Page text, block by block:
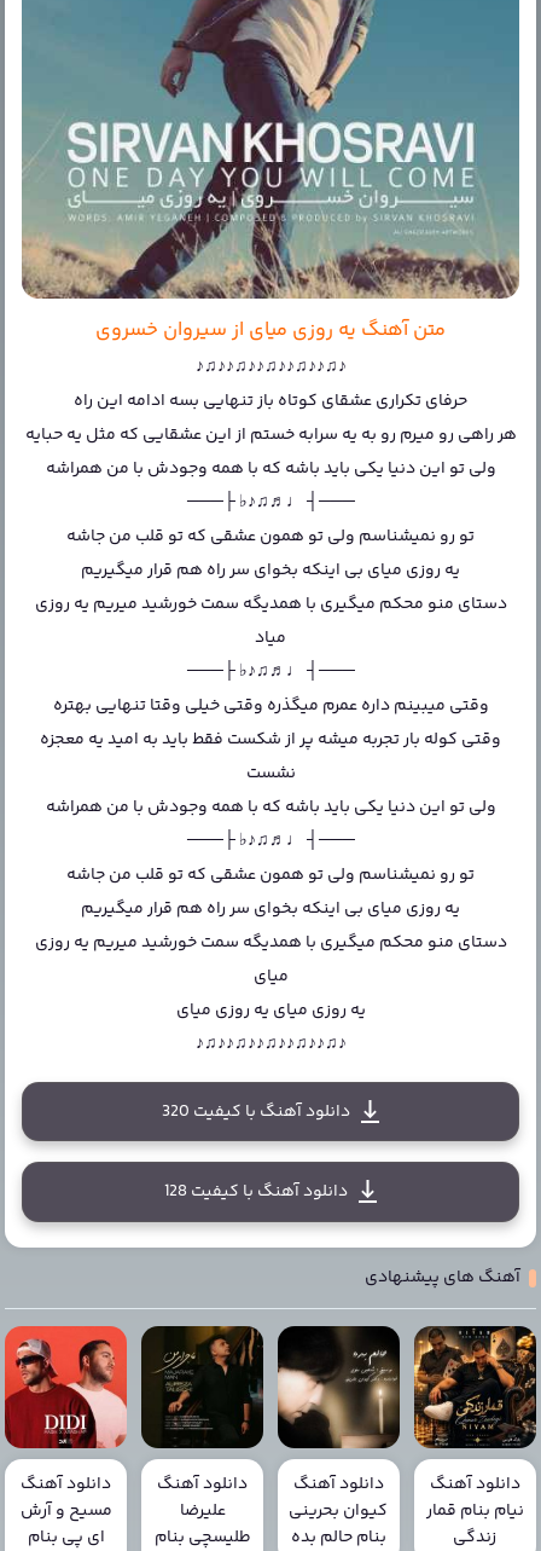
متن آهنگ یه روزی میای از سیروان خسروی
♪♫♪♪♫♪♪♫♪♪♫♪♪♫♪
حرفای تکراری عشقای کوتاه باز تنهایی بسه ادامه این راه
هر راهی رو میرم رو به یه سرابه خستم از این عشقایی که مثل یه حبایه
ولی تو این دنیا یکی باید باشه که با همه وجودش با من همراشه
───┤ ♩♬♫♪♭ ├───
تو رو نمیشناسم ولی تو همون عشقی که تو قلب من جاشه
یه روزی میای بی اینکه بخوای سر راه هم قرار میگیریم
دستای منو محکم میگیری با همدیگه سمت خورشید میریم یه روزی
میاد
───┤ ♩♬♫♪♭ ├───
وقتی میبینم داره عمرم میگذره وقتی خیلی وقتا تنهایی بهتره
وقتی کوله بار تجربه میشه پر از شکست فقط باید به امید یه معجزه
نشست
ولی تو این دنیا یکی باید باشه که با همه وجودش با من همراشه
───┤ ♩♬♫♪♭ ├───
تو رو نمیشناسم ولی تو همون عشقی که تو قلب من جاشه
یه روزی میای بی اینکه بخوای سر راه هم قرار میگیریم
دستای منو محکم میگیری با همدیگه سمت خورشید میریم یه روزی
میای
یه روزی میای یه روزی میای
♪♫♪♪♫♪♪♫♪♪♫♪♪♫♪
دانلود آهنگ با کیفیت 320
دانلود آهنگ با کیفیت 128
آهنگ های پیشنهادی
دانلود آهنگ
نیام بنام قمار
زندگی
دانلود آهنگ
کیوان بحرینی
بنام حالم بده
دانلود آهنگ
علیرضا
طلیسچی بنام
دانلود آهنگ
مسیح و آرش
ای پی بنام